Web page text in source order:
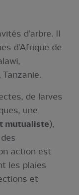
d’arbre. Il
d’Afrique de
de larves
une
mutualiste),
action est
les plaies
et